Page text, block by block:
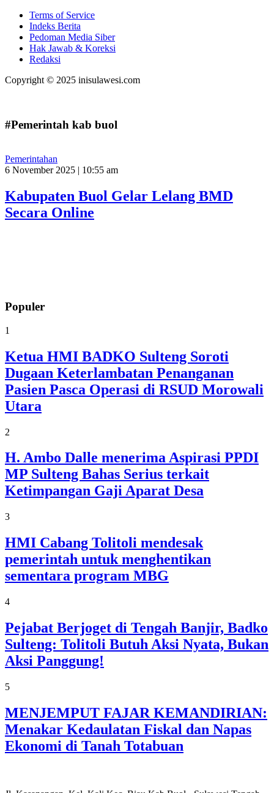
Terms of Service
Indeks Berita
Pedoman Media Siber
Hak Jawab & Koreksi
Redaksi
Copyright © 2025 inisulawesi.com
#Pemerintah kab buol
Pemerintahan
6 November 2025 | 10:55 am
Kabupaten Buol Gelar Lelang BMD
Secara Online
Populer
1
Ketua HMI BADKO Sulteng Soroti
Dugaan Keterlambatan Penanganan
Pasien Pasca Operasi di RSUD Morowali
Utara
2
H. Ambo Dalle menerima Aspirasi PPDI
MP Sulteng Bahas Serius terkait
Ketimpangan Gaji Aparat Desa
3
HMI Cabang Tolitoli mendesak
pemerintah untuk menghentikan
sementara program MBG
4
Pejabat Berjoget di Tengah Banjir, Badko
Sulteng: Tolitoli Butuh Aksi Nyata, Bukan
Aksi Panggung!
5
MENJEMPUT FAJAR KEMANDIRIAN:
Menakar Kedaulatan Fiskal dan Napas
Ekonomi di Tanah Totabuan